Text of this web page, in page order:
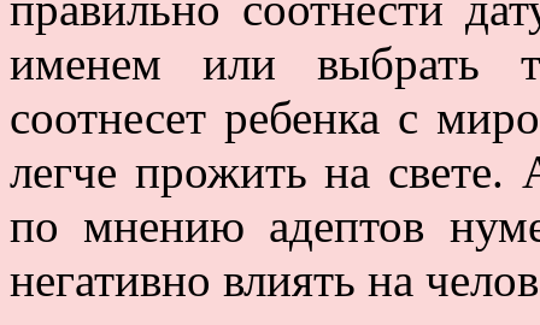
именем или выбрать
соотнесет ребенка с
легче прожить на
по мнению адептов
негативно влиять на